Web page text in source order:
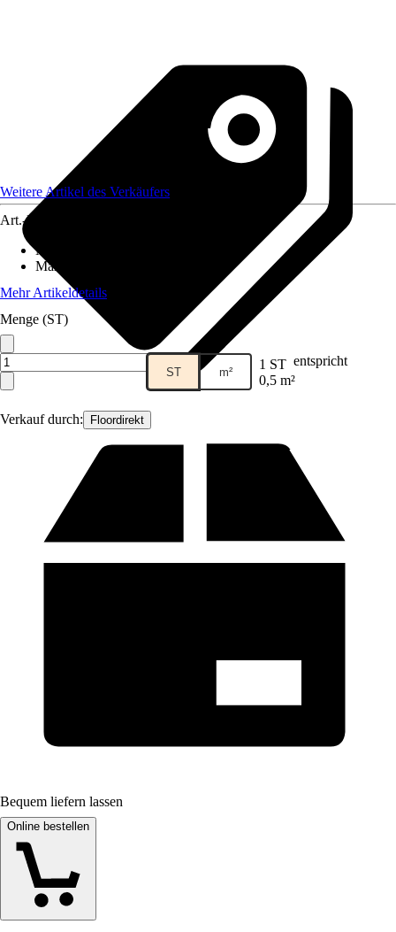
Verkauf durch: Floordirekt
Weitere Artikel des Verkäufers
Art.-Nr.
Material
Maße (BxL)
Mehr Artikeldetails
Menge (ST)
ST m² 1 ST entspricht
0,5 m²
Bequem liefern lassen
Online bestellen